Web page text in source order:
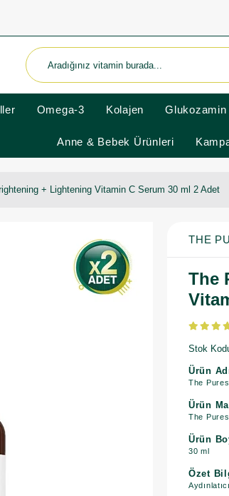
Omega-3 Kolajen
Anne & Bebek Ürünleri
+ Lightening Vitamin C Serum 30 ml 2 Adet
THE
The
Stok
Ürün
The
Ürün
The
Ürün
30 ml
Özet